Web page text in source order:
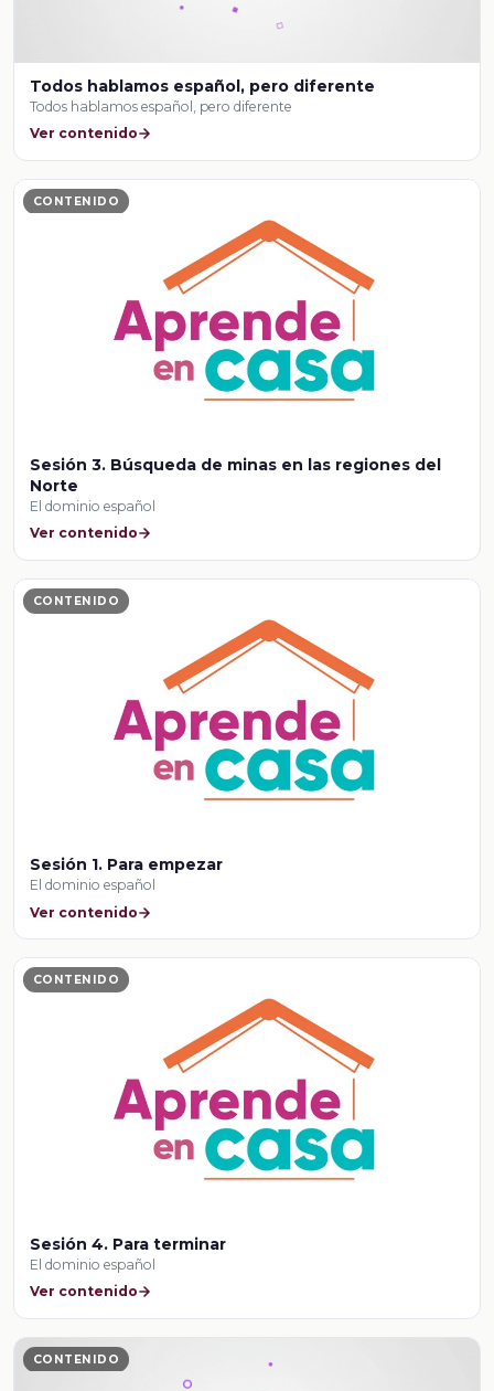
Todos hablamos español, pero diferente
Todos hablamos español, pero diferente
Ver contenido
CONTENIDO
Sesión 3. Búsqueda de minas en las regiones del
Norte
El dominio español
Ver contenido
CONTENIDO
Sesión 1. Para empezar
El dominio español
Ver contenido
CONTENIDO
Sesión 4. Para terminar
El dominio español
Ver contenido
CONTENIDO